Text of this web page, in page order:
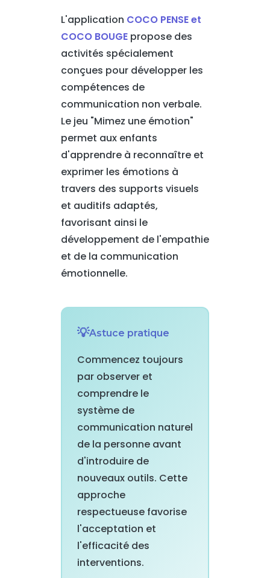
L'application COCO PENSE et
COCO BOUGEpropose des
activités spécialement
conçues pour développer les
compétences de
communication non verbale.
Le jeu "Mimez une émotion"
permet aux enfants
d'apprendre à reconnaître et
exprimer les émotions à
travers des supports visuels
et auditifs adaptés,
favorisant ainsi le
développement de l'empathie
et de la communication
émotionnelle.
Astuce pratique
Commencez toujours
par observer et
comprendre le
système de
communication naturel
de la personne avant
d'introduire de
nouveaux outils. Cette
approche
respectueuse favorise
l'acceptation et
l'efficacité des
interventions.